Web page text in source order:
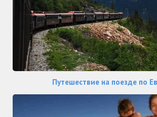
Путешествие на поезде по